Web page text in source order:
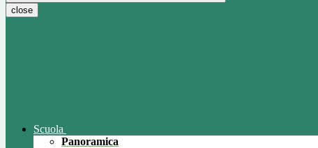
close
Scuola
Panoramica